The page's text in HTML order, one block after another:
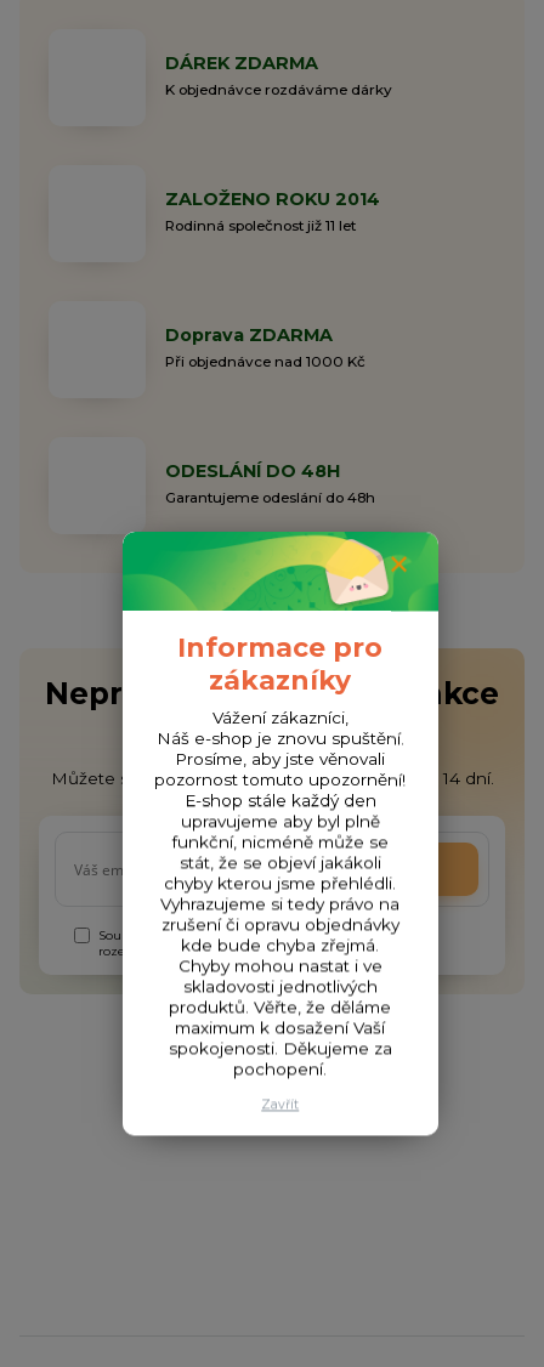
DÁREK ZDARMA
K objednávce rozdáváme dárky
ZALOŽENO ROKU 2014
Rodinná společnost již 11 let
Doprava ZDARMA
Při objednávce nad 1000 Kč
ODESLÁNÍ DO 48H
Garantujeme odeslání do 48h
Nepropásněte novinky, akce
a slevy!
Můžete se kdykoli odhlásit. Zasíláme jednou za 14 dní.
Přihlásit se
Souhlasím sezpracováním osobních údajů za účelem
rozesílky newsletteru.
Informace pro
zákazníky
Vážení zákazníci,
Náš e-shop je znovu spuštění.
Prosíme, aby jste věnovali
pozornost tomuto upozornění!
E-shop stále každý den
upravujeme aby byl plně
funkční, nicméně může se
stát, že se objeví jakákoli
chyby kterou jsme přehlédli.
Vyhrazujeme si tedy právo na
zrušení či opravu objednávky
kde bude chyba zřejmá.
Chyby mohou nastat i ve
skladovosti jednotlivých
produktů. Věřte, že děláme
maximum k dosažení Vaší
spokojenosti. Děkujeme za
pochopení.
Zavřít